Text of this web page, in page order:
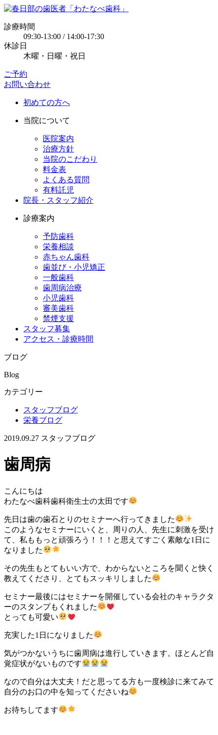
診療時間
09:30-13:00 / 14:00-17:30
休診日
木曜・日曜・祝日
ご予約
お問い合わせ
初めての方へ
当院について
医院案内
治療方針
当院のこだわり
料金表
よくある質問
有料託児
院長・スタッフ紹介
診療案内
予防歯科
栄養相談
赤ちゃん歯科
歯並び・小児矯正
一般歯科
歯周病治療
小児歯科
審美歯科
禁煙支援
スタッフ募集
アクセス・診療時間
ブログ
Blog
カテゴリー
スタッフブログ
栄養ブログ
2019.09.27 スタッフブログ
歯周病
こんにちは
わたなべ歯科歯科衛生士の太田です
先日は歯の歯石とりのセミナーへ行ってきました
このようなセミナーにいくと、周りの人、先生に刺激を受け
て、私ももっと頑張ろう！！！と思えてすごく素敵な1日に
なりました
その先生もとてもいい方で、わからないところを聞くと快く
教えてくださり、とてもスッキリしました
セミナー最後にはセミナーを開催している会社のキャラクタ
ーのスタンプもくれました
とっても可愛い
充実した1日になりました
気がつかないうちに歯周病は進行していきます。ほとんど自
覚症状がないものです
なので自分は大丈夫！だと思ってる方も一度検診に来てみて
自分のお口の中を知ってくださいね
お待ちしてます